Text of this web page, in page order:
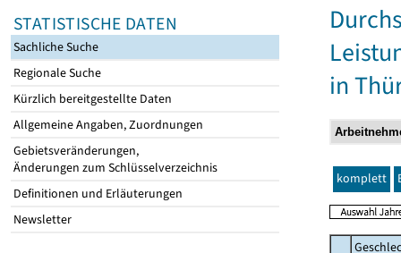
STATISTISCHE DATEN
Sachliche Suche
Regionale Suche
Kürzlich bereitgestellte Daten
Allgemeine Angaben, Zuordnungen
Gebietsveränderungen,
Änderungen zum Schlüsselverzeichnis
Definitionen und Erläuterungen
Newsletter
in
komplett